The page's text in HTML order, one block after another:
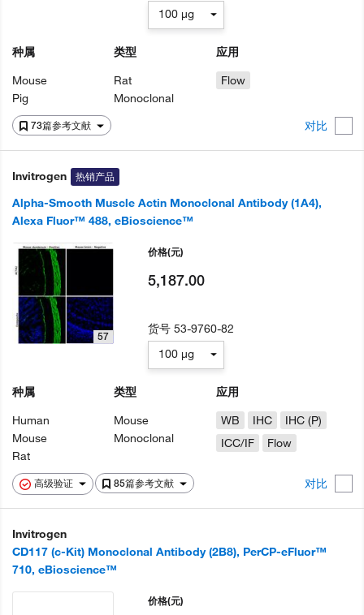
73篇参考文献 对比
种属
Mouse
Pig
类型
Rat
Monoclonal
应用
Flow
100 µg
Invitrogen 热销产品
Alpha-Smooth Muscle Actin Monoclonal Antibody (1A4),
Alexa Fluor™ 488, eBioscience™
高级验证 85篇参考文献 对比
57
种属
Human
Mouse
Rat
类型
Mouse
Monoclonal
应用
WB
IHC
IHC (P)
ICC/IF
Flow
价格(元)
5,187.00
货号53-9760-82
100 µg
Invitrogen
CD117 (c-Kit) Monoclonal Antibody (2B8), PerCP-eFluor™
710, eBioscience™
价格(元)